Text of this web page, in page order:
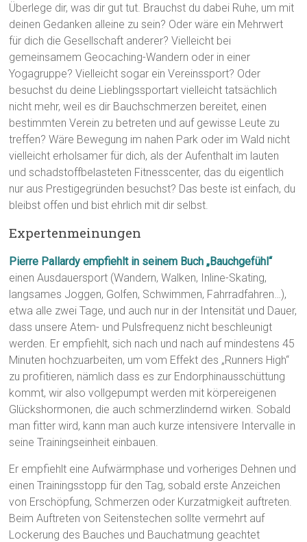
Überlege dir, was dir gut tut. Brauchst du dabei Ruhe, um mit
deinen Gedanken alleine zu sein? Oder wäre ein Mehrwert
für dich die Gesellschaft anderer? Vielleicht bei
gemeinsamem Geocaching-Wandern oder in einer
Yogagruppe? Vielleicht sogar ein Vereinssport? Oder
besuchst du deine Lieblingssportart vielleicht tatsächlich
nicht mehr, weil es dir Bauchschmerzen bereitet, einen
bestimmten Verein zu betreten und auf gewisse Leute zu
treffen? Wäre Bewegung im nahen Park oder im Wald nicht
vielleicht erholsamer für dich, als der Aufenthalt im lauten
und schadstoffbelasteten Fitnesscenter, das du eigentlich
nur aus Prestigegründen besuchst? Das beste ist einfach, du
bleibst offen und bist ehrlich mit dir selbst.
Expertenmeinungen
Pierre Pallardy empfiehlt in seinem Buch „Bauchgefühl“
einen Ausdauersport (Wandern, Walken, Inline-Skating,
langsames Joggen, Golfen, Schwimmen, Fahrradfahren…),
etwa alle zwei Tage, und auch nur in der Intensität und Dauer,
dass unsere Atem- und Pulsfrequenz nicht beschleunigt
werden. Er empfiehlt, sich nach und nach auf mindestens 45
Minuten hochzuarbeiten, um vom Effekt des „Runners High“
zu profitieren, nämlich dass es zur Endorphinausschüttung
kommt, wir also vollgepumpt werden mit körpereigenen
Glückshormonen, die auch schmerzlindernd wirken. Sobald
man fitter wird, kann man auch kurze intensivere Intervalle in
seine Trainingseinheit einbauen.
Er empfiehlt eine Aufwärmphase und vorheriges Dehnen und
einen Trainingsstopp für den Tag, sobald erste Anzeichen
von Erschöpfung, Schmerzen oder Kurzatmigkeit auftreten.
Beim Auftreten von Seitenstechen sollte vermehrt auf
Lockerung des Bauches und Bauchatmung geachtet